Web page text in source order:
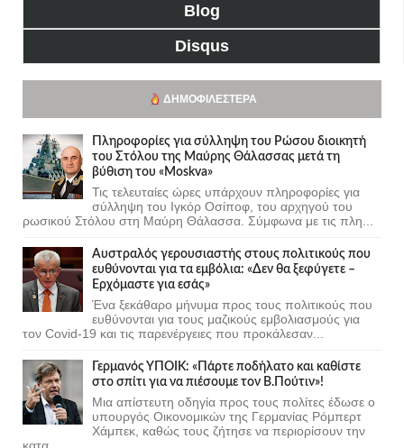
Blog
Disqus
ΔΗΜΟΦΙΛΈΣΤΕΡΑ
Πληροφορίες για σύλληψη του Ρώσου διοικητή
του Στόλου της Mαύρης Θάλασσας μετά τη
βύθιση του «Moskva»
Τις τελευταίες ώρες υπάρχουν πληροφορίες για
σύλληψη του Ιγκόρ Οσίποφ, του αρχηγού του
ρωσικού Στόλου στη Μαύρη Θάλασσα. Σύμφωνα με τις πλη...
Αυστραλός γερουσιαστής στους πολιτικούς που
ευθύνονται για τα εμβόλια: «Δεν θα ξεφύγετε –
Ερχόμαστε για εσάς»
Ένα ξεκάθαρο μήνυμα προς τους πολιτικούς που
ευθύνονται για τους μαζικούς εμβολιασμούς για
τον Covid-19 και τις παρενέργειες που προκάλεσαν...
Γερμανός ΥΠΟΙΚ: «Πάρτε ποδήλατο και καθίστε
στο σπίτι για να πιέσουμε τον Β.Πούτιν»!
Μια απίστευτη οδηγία προς τους πολίτες έδωσε ο
υπουργός Οικονομικών της Γερμανίας Ρόμπερτ
Χάμπεκ, καθώς τους ζήτησε να περιορίσουν την